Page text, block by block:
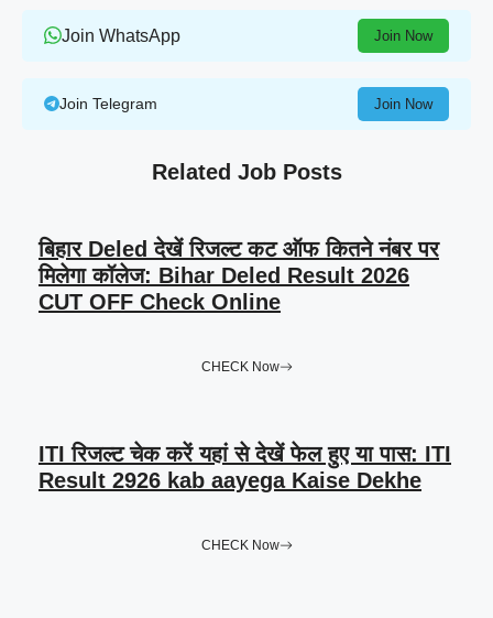
Join WhatsApp Join Now
Join Telegram Join Now
Related Job Posts
बिहार Deled देखें रिजल्ट कट ऑफ कितने नंबर पर
मिलेगा कॉलेज: Bihar Deled Result 2026
CUT OFF Check Online
CHECK Now
ITI रिजल्ट चेक करें यहां से देखें फेल हुए या पास: ITI
Result 2926 kab aayega Kaise Dekhe
CHECK Now